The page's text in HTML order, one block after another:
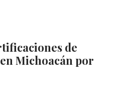
de
Michoacán por